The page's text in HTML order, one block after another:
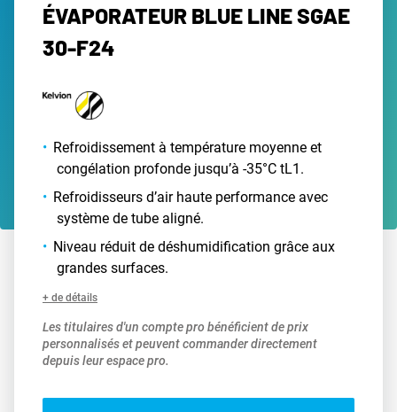
ÉVAPORATEUR BLUE LINE SGAE
30-F24
Refroidissement à température moyenne et
congélation profonde jusqu’à -35°C tL1.
Refroidisseurs d’air haute performance avec
système de tube aligné.
Niveau réduit de déshumidification grâce aux
grandes surfaces.
+ de détails
Les titulaires d'un compte pro bénéficient de prix
personnalisés et peuvent commander directement
depuis leur espace pro.